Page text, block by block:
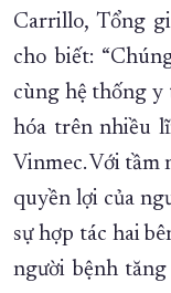
Carrillo, Tổng
cho biết:
cùng hệ thống
hóa trên nhiều
Vinmec. Với tầm
quyền lợi của
sự hợp tác hai
người bệnh